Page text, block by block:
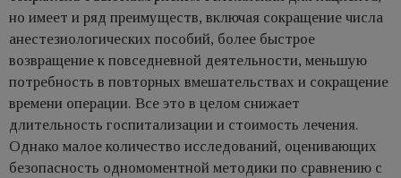
но имеет и ряд преимуществ, включая сокращение числа
анестезиологических пособий, более быстрое
возвращение к повседневной деятельности, меньшую
потребность в повторных вмешательствах и сокращение
времени операции. Все это в целом снижает
длительность госпитализации и стоимость лечения.
Однако малое количество исследований, оценивающих
безопасность одномоментной методики по сравнению с